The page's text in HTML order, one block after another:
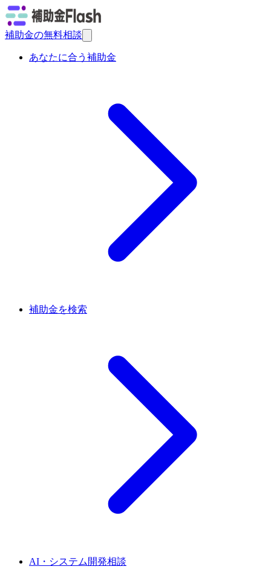
補助金の無料相談
あなたに合う補助金
補助金を検索
AI・システム開発相談